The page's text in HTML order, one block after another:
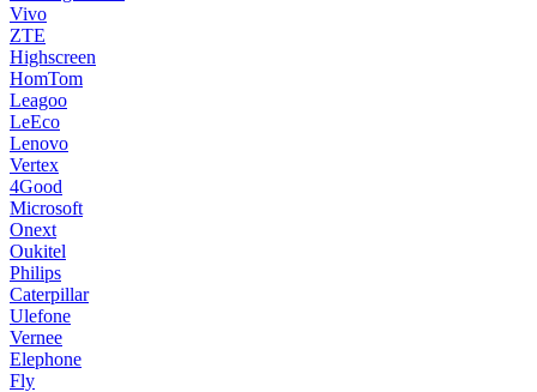
Vivo
ZTE
Highscreen
HomTom
Leagoo
LeEco
Lenovo
Vertex
4Good
Microsoft
Onext
Oukitel
Philips
Caterpillar
Ulefone
Vernee
Elephone
Fly